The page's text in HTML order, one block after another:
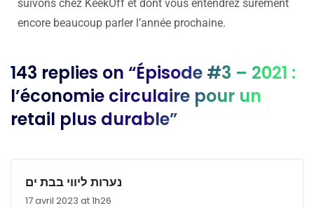
suivons chez KeekOff et dont vous entendrez sûrement
encore beaucoup parler l’année prochaine.
143 replies on “Épisode #3 – 2021 :
l’économie circulaire pour un
retail plus durable”
נערות ליווי בבת ים
17 avril 2023 at 1h26